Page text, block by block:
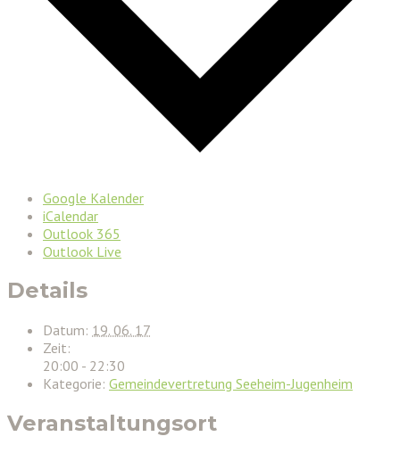
Google Kalender
iCalendar
Outlook 365
Outlook Live
Details
Datum: 19. 06. 17
Zeit:
20:00 - 22:30
Kategorie: Gemeindevertretung Seeheim-Jugenheim
Veranstaltungsort